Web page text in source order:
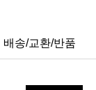
배송/교환/반품